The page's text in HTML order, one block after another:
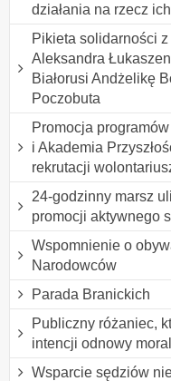
działania na rzecz
Pikieta solidarności
Aleksandra
Białorusi Andżelikę
Poczobuta
Promocja
i Akademia
rekrutacji
24-godzinny marsz
promocji aktywnego
Wspomnienie o
Narodowców
Parada Branickich
Publiczny różaniec,
intencji odnowy
Wsparcie sędziów